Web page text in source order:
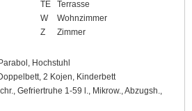
TE
Terrasse
W
Wohnzimmer
Z
Zimmer
Hochstuhl
2 Kojen, Kinderbett
Gefriertruhe 1-59 l., Mikrow., Abzugsh.,